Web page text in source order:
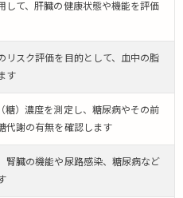
して、肝臓の健康状態や機能を評価
リスク評価を目的として、血中の脂
す
糖）濃度を測定し、糖尿病やその前
代謝の有無を確認します
腎臓の機能や尿路感染、糖尿病など